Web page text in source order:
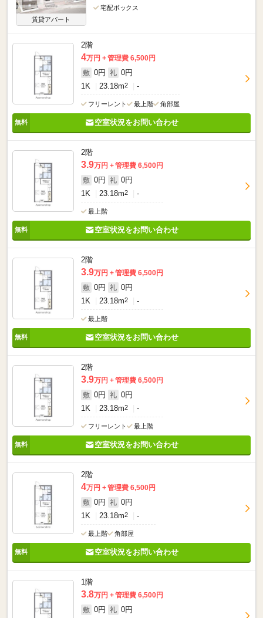
賃貸アパート
宅配ボックス
2階
4万円
管理費 6,500円
敷 0円 礼 0円
1K
23.18m2 -
フリーレント 最上階 角部屋
空室状況をお問い合わせ
2階
3.9万円
管理費 6,500円
敷 0円 礼 0円
1K
23.18m2 -
最上階
空室状況をお問い合わせ
2階
3.9万円
管理費 6,500円
敷 0円 礼 0円
1K
23.18m2 -
最上階
空室状況をお問い合わせ
2階
3.9万円
管理費 6,500円
敷 0円 礼 0円
1K
23.18m2 -
フリーレント 最上階
空室状況をお問い合わせ
2階
4万円
管理費 6,500円
敷 0円 礼 0円
1K
23.18m2 -
最上階 角部屋
空室状況をお問い合わせ
1階
3.8万円
管理費 6,500円
敷 0円 礼 0円